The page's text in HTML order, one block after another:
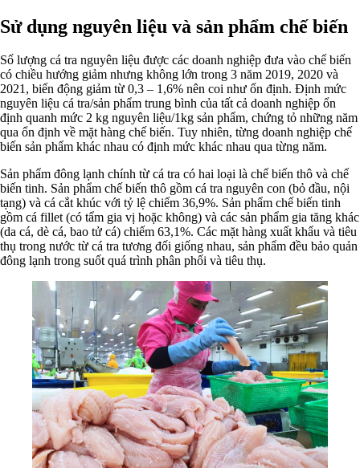
Sử dụng nguyên liệu và sản phẩm chế biến
Số lượng cá tra nguyên liệu được các doanh nghiệp đưa vào chế biến
có chiều hướng giảm nhưng không lớn trong 3 năm 2019, 2020 và
2021, biến động giảm từ 0,3 – 1,6% nên coi như ổn định. Định mức
nguyên liệu cá tra/sản phẩm trung bình của tất cả doanh nghiệp ổn
định quanh mức 2 kg nguyên liệu/1kg sản phẩm, chứng tỏ những năm
qua ổn định về mặt hàng chế biến. Tuy nhiên, từng doanh nghiệp chế
biến sản phẩm khác nhau có định mức khác nhau qua từng năm.
Sản phẩm đông lạnh chính từ cá tra có hai loại là chế biến thô và chế
biến tinh. Sản phẩm chế biến thô gồm cá tra nguyên con (bỏ đầu, nội
tạng) và cá cắt khúc với tỷ lệ chiếm 36,9%. Sản phẩm chế biến tinh
gồm cá fillet (có tẩm gia vị hoặc không) và các sản phẩm gia tăng khác
(da cá, dè cá, bao tử cá) chiếm 63,1%. Các mặt hàng xuất khẩu và tiêu
thụ trong nước từ cá tra tương đối giống nhau, sản phẩm đều bảo quản
đông lạnh trong suốt quá trình phân phối và tiêu thụ.